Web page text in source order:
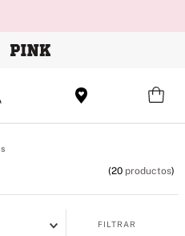
20 productos
FILTRAR